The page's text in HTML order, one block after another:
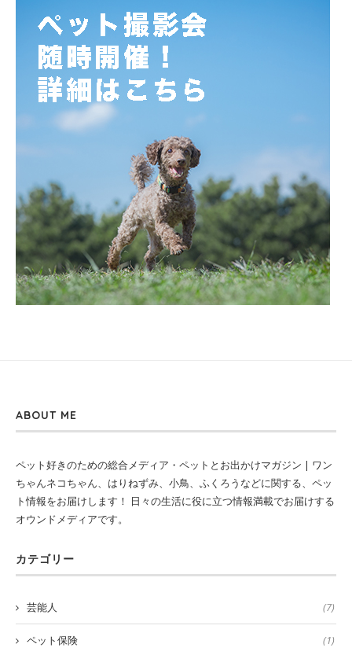
ABOUT ME
ペット好きのための総合メディア・ペットとお出かけマガジン | ワン
ちゃんネコちゃん、はりねずみ、小鳥、ふくろうなどに関する、ペッ
ト情報をお届けします！ 日々の生活に役に立つ情報満載でお届けする
オウンドメディアです。
カテゴリー
芸能人 (7)
ペット保険 (1)